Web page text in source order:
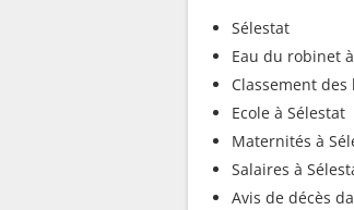
Sélestat
Eau du robinet
Classement des
Ecole à Sélestat
Maternités à
Salaires à
Avis de décès